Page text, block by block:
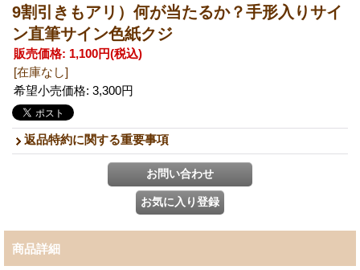
9割引きもアリ）何が当たるか？手形入りサイ
ン直筆サイン色紙クジ
販売価格: 1,100円(税込)
[在庫なし]
希望小売価格: 3,300円
返品特約に関する重要事項
商品詳細